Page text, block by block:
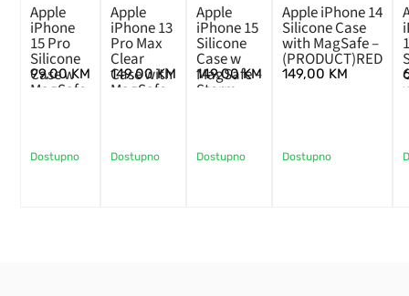
Apple
iPhone
15 Pro
Silicone
Case w
MagSafe
99,00KM
Dostupno
Apple
iPhone 13
Pro Max
Clear
Case with
MagSafe
149,00KM
Dostupno
Apple
iPhone 15
Silicone
Case w
MagSafe –
Storm
149,00KM
Dostupno
Apple iPhone 14
Silicone Case
with MagSafe –
(PRODUCT)RED
149,00 KM
Dostupno